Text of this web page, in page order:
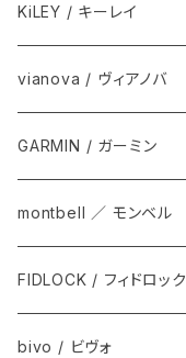
KiLEY / キーレイ
vianova / ヴィアノバ
GARMIN / ガーミン
montbell ／ モンベル
FIDLOCK / フィドロック
bivo / ビヴォ